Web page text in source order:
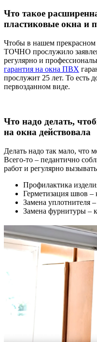
Что такое
пластиковые окна и
Чтобы в нашем прекрасном
ТОЧНО прослужило
регулярно и
гарантия на окна ПВХ
прослужит 25 лет. То есть
первозданном виде.
Что надо делать,
на окна действовала
Делать надо так мало, что
Всего-то – педантично
работ и регулярно
Профилактика
Герметизация швов –
Замена уплотнителя
Замена фурнитуры –